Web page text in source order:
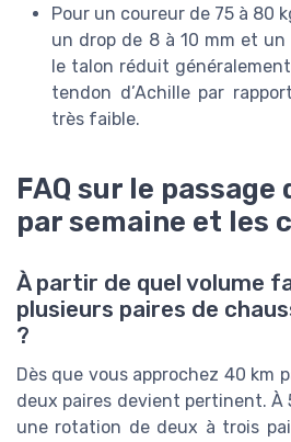
Pour un coureur de 75 à 80
un drop de 8 à 10 mm et
le talon réduit
tendon d’Achille par
très faible.
FAQ sur le passage
par semaine et les
À partir de quel volume
plusieurs paires de
?
Dès que vous approchez 40 km
deux paires devient pertinent. À
une rotation de deux à trois